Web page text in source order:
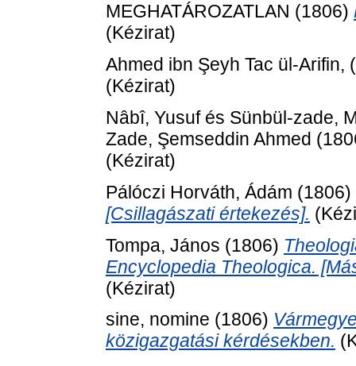
MEGHATÁROZATLAN (1806)
(Kézirat)
Ahmed ibn Şeyh Tac ül-Arifin,
(Kézirat)
Nâbî, Yusufés Sünbül-zade,
Zade, Şemseddin Ahmed
(Kézirat)
Pálóczi Horváth, Ádám (1806)
[Csillagászati értekezés].
Tompa, János (1806)
Encyclopedia Theologica.
(Kézirat)
sine, nomine (1806)
közigazgatási kérdésekben.